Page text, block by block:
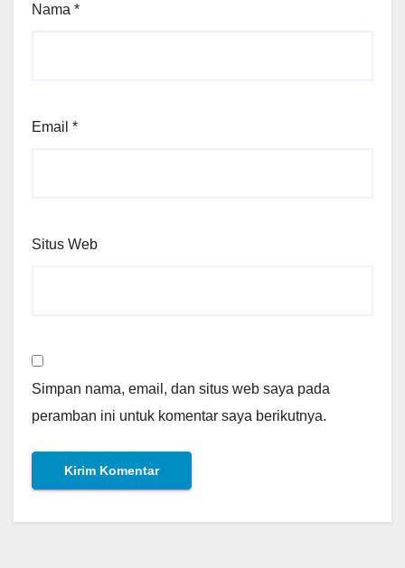
Nama *
Email *
Situs Web
Simpan nama, email, dan situs web saya pada
peramban ini untuk komentar saya berikutnya.